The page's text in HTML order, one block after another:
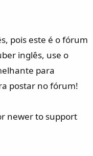
pois este é o fórum
inglês, use o
para
postar no fórum!
newer to support